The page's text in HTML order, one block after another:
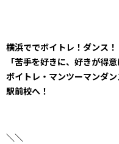
横浜ででボイトレ！ダンス！
「苦手を好きに、好きが得意
ボイトレ・マンツーマンダ
駅前校へ！
＼＼